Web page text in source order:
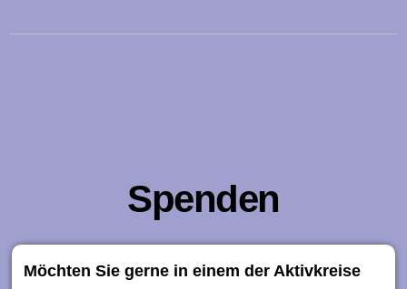
Spenden
Möchten Sie gerne in einem der Aktivkreise